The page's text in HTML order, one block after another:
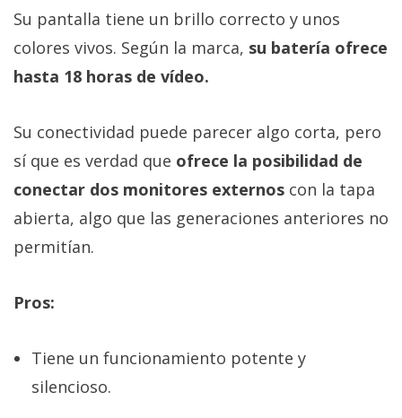
Su pantalla tiene un brillo correcto y unos
colores vivos. Según la marca, su batería ofrece
hasta 18 horas de vídeo.
Su conectividad puede parecer algo corta, pero
sí que es verdad que ofrece la posibilidad de
conectar dos monitores externos con la tapa
abierta, algo que las generaciones anteriores no
permitían.
Pros:
Tiene un funcionamiento potente y
silencioso.